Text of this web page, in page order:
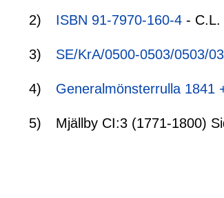
2) ISBN 91-7970-160-4 - C.L.
3) SE/KrA/0500-0503/0503/
4) Generalmönsterrulla 1841
5) Mjällby CI:3 (1771-1800)